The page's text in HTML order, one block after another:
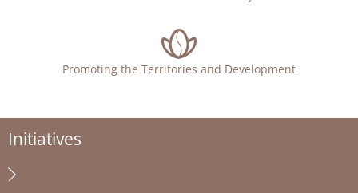
Promoting the Territories and Development
Initiatives